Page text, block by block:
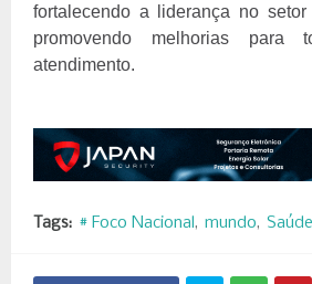
fortalecendo a liderança no
promovendo melhorias
atendimento.
Tags: # Foco Nacional mundo Saúde